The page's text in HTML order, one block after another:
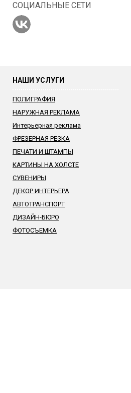
СОЦИАЛЬНЫЕ СЕТИ
НАШИ УСЛУГИ
ПОЛИГРАФИЯ
НАРУЖНАЯ РЕКЛАМА
Интерьерная реклама
ФРЕЗЕРНАЯ РЕЗКА
ПЕЧАТИ И ШТАМПЫ
КАРТИНЫ НА ХОЛСТЕ
СУВЕНИРЫ
ДЕКОР ИНТЕРЬЕРА
АВТОТРАНСПОРТ
ДИЗАЙН-БЮРО
ФОТОСЪЕМКА